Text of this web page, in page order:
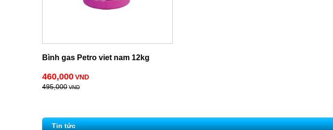
Bình gas Petro viet nam 12kg
460,000 VND
495,000 VND
Tin tức